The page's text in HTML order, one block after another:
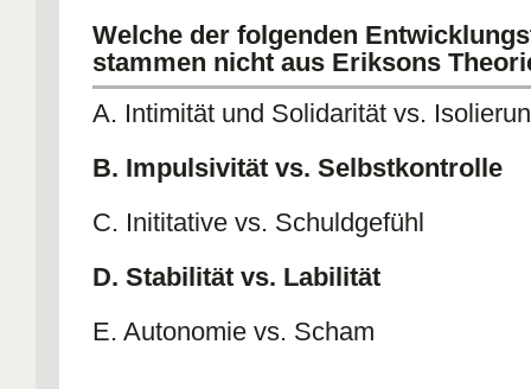
E. beinhaltet beispielsweise den
Elternschaft.
Welche der folgenden
stammen nicht aus Eriksons
A. Intimität und Solidarität vs.
B. Impulsivität vs. Selbstkontrolle
C. Inititative vs. Schuldgefühl
D. Stabilität vs. Labilität
E. Autonomie vs. Scham